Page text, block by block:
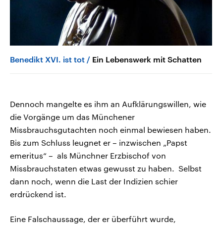
Benedikt XVI. ist tot Ein Lebenswerk mit Schatten
Dennoch mangelte es ihm an Aufklärungswillen, wie
die Vorgänge um das Münchener
Missbrauchsgutachten noch einmal bewiesen haben.
Bis zum Schluss leugnet er – inzwischen „Papst
emeritus“ – als Münchner Erzbischof von
Missbrauchstaten etwas gewusst zu haben. Selbst
dann noch, wenn die Last der Indizien schier
erdrückend ist.
Eine Falschaussage, der er überführt wurde,